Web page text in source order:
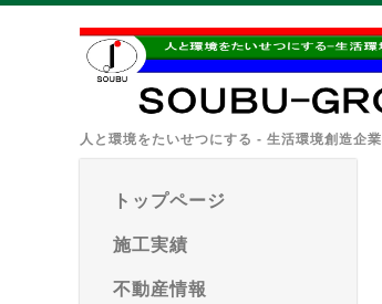
人と環境をたいせつにする - 生活環境創造企業
トップページ
施工実績
不動産情報